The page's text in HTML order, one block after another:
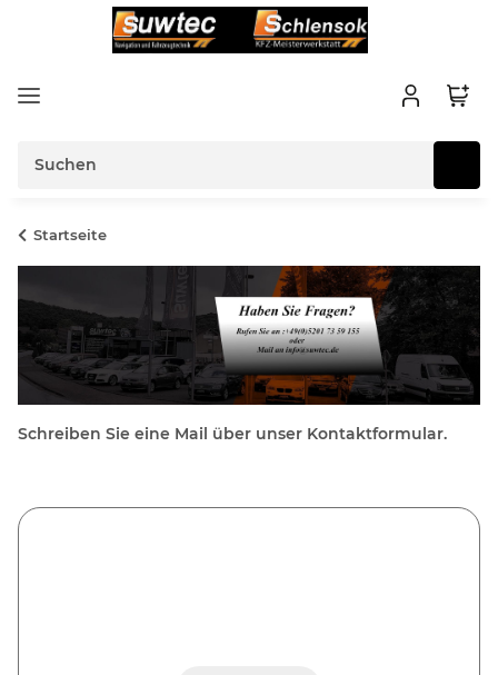
Startseite
Schreiben Sie eine Mail über unser Kontaktformular.